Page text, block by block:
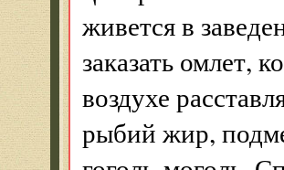
живется в
заказать омлет,
воздухе
рыбий жир,